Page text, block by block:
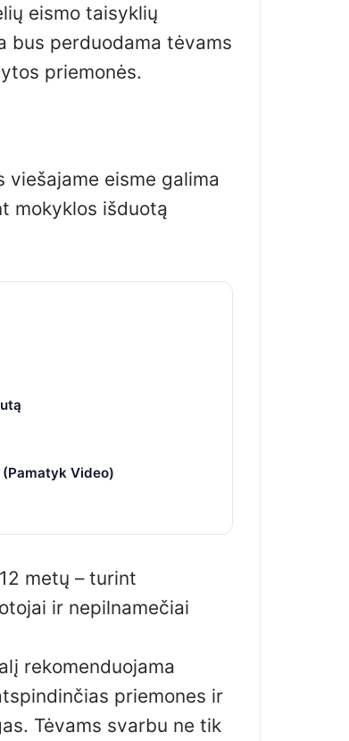
eismo taisyklių
bus perduodama tėvams
priemonės.
eisme galima
mokyklos išduotą
Video)
metų – turint
ir nepilnamečiai
rekomenduojama
priemones ir
Tėvams svarbu ne tik